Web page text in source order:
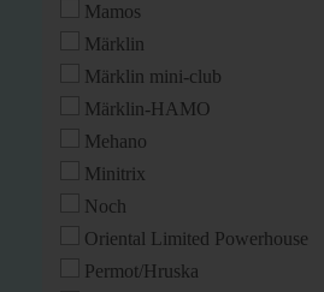
Mamos
Märklin
Märklin mini-club
Märklin-HAMO
Mehano
Minitrix
Noch
Oriental Limited Powerhouse
Permot/Hruska